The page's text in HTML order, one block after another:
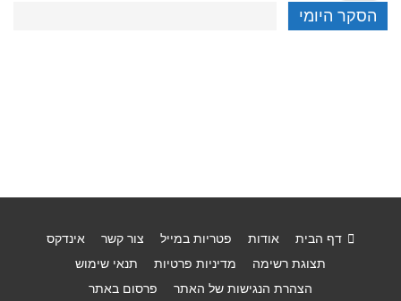
הסקר היומי
דף הבית אודות פטריות במייל צור קשר
אינדקס
תצוגת רשימה
מדיניות פרטיות
תנאי שימוש
הצהרת הנגישות של האתר
פרסום באתר